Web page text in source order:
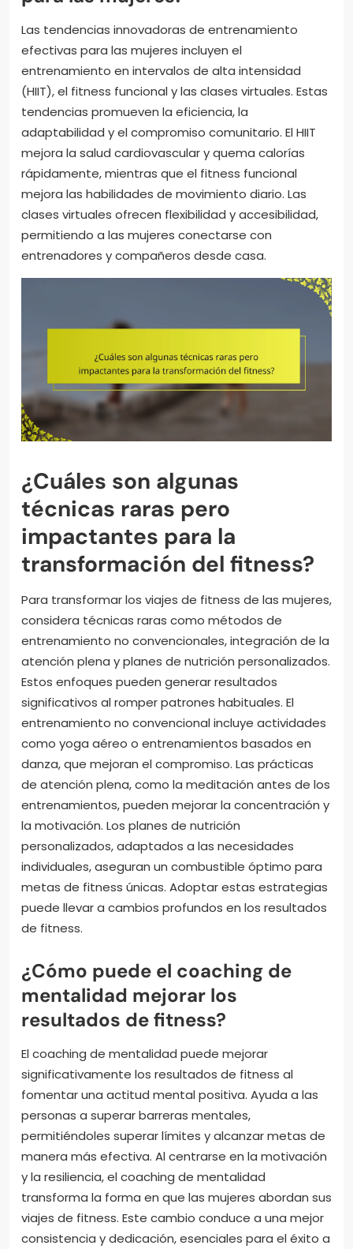
Las tendencias innovadoras de entrenamiento
efectivas para las mujeres incluyen el
entrenamiento en intervalos de alta intensidad
(HIIT), el fitness funcional y las clases virtuales. Estas
tendencias promueven la eficiencia, la
adaptabilidad y el compromiso comunitario. El HIIT
mejora la salud cardiovascular y quema calorías
rápidamente, mientras que el fitness funcional
mejora las habilidades de movimiento diario. Las
clases virtuales ofrecen flexibilidad y accesibilidad,
permitiendo a las mujeres conectarse con
entrenadores y compañeros desde casa.
¿Cuáles son algunas
técnicas raras pero
impactantes para la
transformación del fitness?
Para transformar los viajes de fitness de las mujeres,
considera técnicas raras como métodos de
entrenamiento no convencionales, integración de la
atención plena y planes de nutrición personalizados.
Estos enfoques pueden generar resultados
significativos al romper patrones habituales. El
entrenamiento no convencional incluye actividades
como yoga aéreo o entrenamientos basados en
danza, que mejoran el compromiso. Las prácticas
de atención plena, como la meditación antes de los
entrenamientos, pueden mejorar la concentración y
la motivación. Los planes de nutrición
personalizados, adaptados a las necesidades
individuales, aseguran un combustible óptimo para
metas de fitness únicas. Adoptar estas estrategias
puede llevar a cambios profundos en los resultados
de fitness.
¿Cómo puede el coaching de
mentalidad mejorar los
resultados de fitness?
El coaching de mentalidad puede mejorar
significativamente los resultados de fitness al
fomentar una actitud mental positiva. Ayuda a las
personas a superar barreras mentales,
permitiéndoles superar límites y alcanzar metas de
manera más efectiva. Al centrarse en la motivación
y la resiliencia, el coaching de mentalidad
transforma la forma en que las mujeres abordan sus
viajes de fitness. Este cambio conduce a una mejor
consistencia y dedicación, esenciales para el éxito a